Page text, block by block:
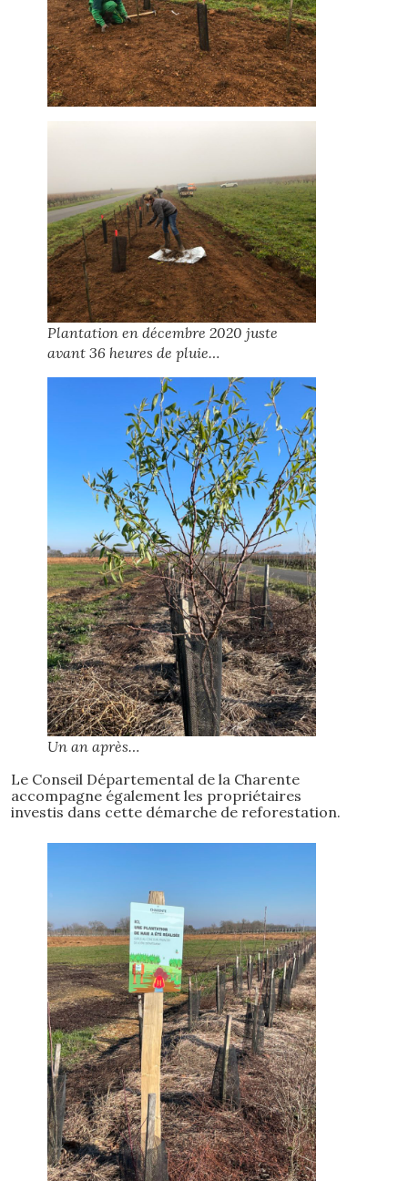
Plantation en décembre 2020 juste
avant 36 heures de pluie…
Un an après…
Le Conseil Départemental de la Charente
accompagne également les propriétaires
investis dans cette démarche de reforestation.